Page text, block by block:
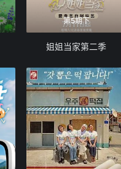
第5期下
姐姐当家第二季